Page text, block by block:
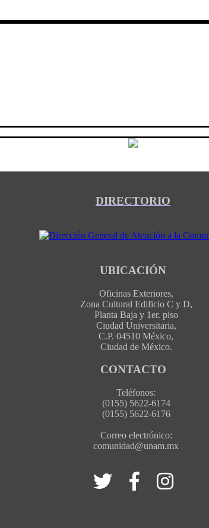
DIRECTORIO
UBICACIÓN
Oficinas Exteriores,
Zona Cultural Edificio C y D,
Planta Baja y 1er. piso
Ciudad Universitaria,
C.P. 04510 México,
Ciudad de México.
CONTACTO
Teléfonos:
(0155) 5622-6174
(0155) 5622-6176
Correo electrónico:
comunidad@unam.mx